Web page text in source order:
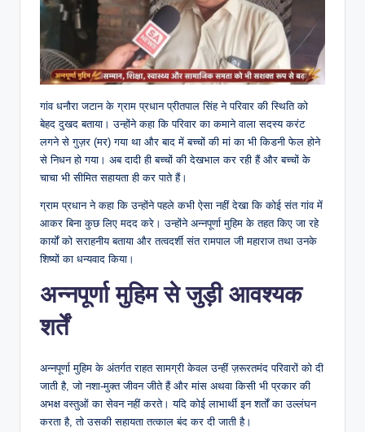
गांव धनौरा जटान के ग्राम प्रधान प्रीतपाल सिंह ने परिवार की स्थिति को
बेहद दुखद बताया। उन्होंने कहा कि परिवार का कमाने वाला सदस्य करंट
लगने से गुज़र (मर) गया था और बाद में बच्चों की मां का भी किडनी फेल होने
से निधन हो गया। अब दादी ही बच्चों की देखभाल कर रही हैं और बच्चों के
चाचा भी सीमित सहायता ही कर पाते हैं।
ग्राम प्रधान ने कहा कि उन्होंने पहले कभी ऐसा नहीं देखा कि कोई संत गांव में
आकर बिना कुछ लिए मदद करे। उन्होंने अन्नपूर्णा मुहिम के तहत किए जा रहे
कार्यों को सराहनीय बताया और तत्वदर्शी संत रामपाल जी महाराज तथा उनके
शिष्यों का धन्यवाद किया।
अन्नपूर्णा मुहिम से जुड़ी आवश्यक
शर्तें
अन्नपूर्णा मुहिम के अंतर्गत राहत सामग्री केवल उन्हीं ज़रूरतमंद परिवारों को दी
जाती है, जो नशा-मुक्त जीवन जीते हैं और मांस अथवा किसी भी प्रकार की
अभक्ष वस्तुओं का सेवन नहीं करते। यदि कोई लाभार्थी इन शर्तों का उल्लंघन
करता है, तो उसकी सहायता तत्काल बंद कर दी जाती है।